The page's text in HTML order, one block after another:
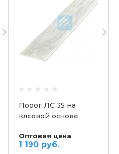
Порог ЛС 35 на
клеевой основе
Оптовая цена
1 190 руб.